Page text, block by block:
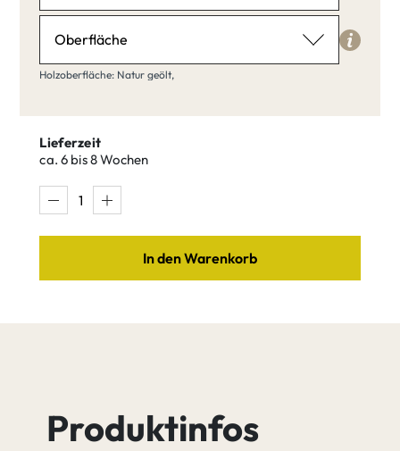
Oberfläche
Holzoberfläche
Natur geölt
Holzoberfläche: Natur geölt,
Lieferzeit
ca. 6 bis 8 Wochen
In den Warenkorb
Produktinfos